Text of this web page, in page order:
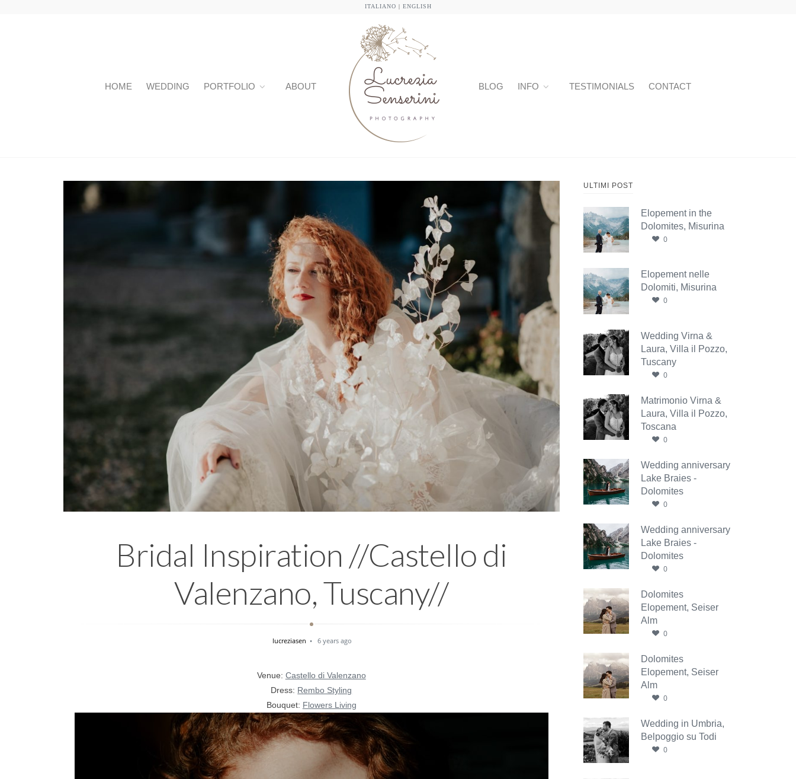
ITALIANO | ENGLISH
HOME WEDDING PORTFOLIO ABOUT BLOG INFO TESTIMONIALS CONTACT
Bridal Inspiration //Castello di
Valenzano, Tuscany//
lucreziasen 6 years ago
Venue: Castello di Valenzano
Dress: Rembo Styling
Bouquet: Flowers Living
ULTIMI POST
Elopement in the
Dolomites, Misurina
0
Elopement nelle
Dolomiti, Misurina
0
Wedding Virna &
Laura, Villa il Pozzo,
Tuscany
0
Matrimonio Virna &
Laura, Villa il Pozzo,
Toscana
0
Wedding anniversary
Lake Braies -
Dolomites
0
Wedding anniversary
Lake Braies -
Dolomites
0
Dolomites
Elopement, Seiser
Alm
0
Dolomites
Elopement, Seiser
Alm
0
Wedding in Umbria,
Belpoggio su Todi
0